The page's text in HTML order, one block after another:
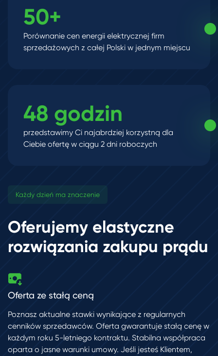
50+
Porównanie cen energii elektrycznej firm
sprzedażowych z całej Polski w jednym miejscu
48 godzin
przedstawimy Ci najabrdziej korzystną dla
Ciebie ofertę w ciągu 2 dni roboczych
Każdy dzień ma znaczenie
Oferujemy elastyczne
rozwiązania zakupu prądu
Oferta ze stałą ceną
Poznasz aktualne stawki wynikające z regularnych
cenników sprzedawców. Oferta gwarantuje stałą cenę w
każdym roku 5-letniego kontraktu. Stabilna współpraca
oparta o jasne warunki umowy. Jeśli jesteś Klientem,